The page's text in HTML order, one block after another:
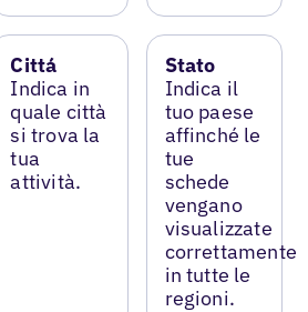
Cittá
Indica in
quale città
si trova la
tua
attività.
Stato
Indica il
tuo paese
affinché le
tue
schede
vengano
visualizzate
correttamente
in tutte le
regioni.